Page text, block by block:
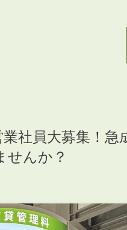
業社員大募集！
せんか？